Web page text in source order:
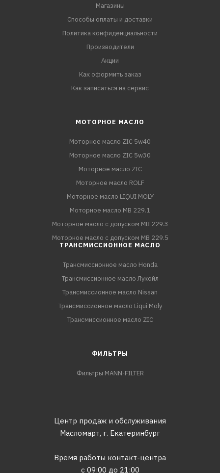
Магазины
Способы оплаты и доставки
Политика конфиденциальности
Производители
Акции
Как оформить заказ
Как записаться на сервис
МОТОРНОЕ МАСЛО
Моторное масло ZIC 5w40
Моторное масло ZIC 5w30
Моторное масло ZIC
Моторное масло ROLF
Моторное масло LIQUI MOLY
Моторное масло MB 229.1
Моторное масло с допуском MB 229.3
Моторное масло с допуском MB 229.5
ТРАНСМИССИОННОЕ МАСЛО
Трансмиссионное масло Honda
Трансмиссионное масло Лукойл
Трансмиссионное масло Nissan
Трансмиссионное масло Liqui Moly
Трансмиссионное масло ZIC
ФИЛЬТРЫ
Фильтры MANN-FILTER
Центр продаж и обслуживания
Масломарт, г. Екатеринбург
Время работы контакт-центра
с 09:00 до 21:00